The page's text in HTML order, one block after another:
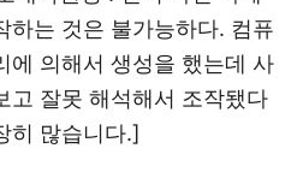
하는 것은 불가능하다. 컴퓨
에 의해서 생성을 했는데 사
고 잘못 해석해서 조작됐다
히 많습니다.]